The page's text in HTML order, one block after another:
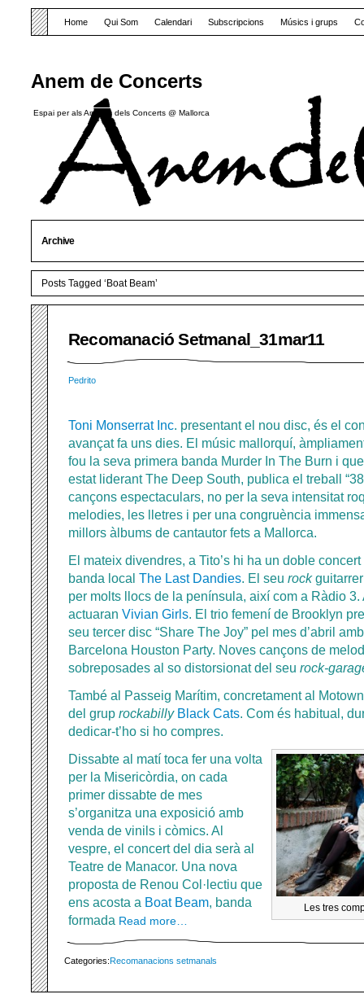
Anem de Concerts
Espai per als Amants dels Concerts @ Mallorca
Home Qui Som Calendari Subscripcions Músics i grups
Archive
Posts Tagged ‘Boat Beam’
Recomanació Setmanal_31mar11
Pedrito
Toni Monserrat Inc. presentant el nou disc, és el
avançat fa uns dies. El músic mallorquí,
fou la seva primera banda Murder In The Burn i
estat liderant The Deep South, publica el treball
cançons espectaculars, no per la seva intensitat
melodies, les lletres i per una congruència
millors àlbums de cantautor fets a Mallorca.
El mateix divendres, a Tito’s hi ha un doble
banda local The Last Dandies. El seu rock
per molts llocs de la península, així com a Ràdio 3.
actuaran Vivian Girls. El trio femení de Brooklyn
seu tercer disc “Share The Joy” pel mes d’abril
Barcelona Houston Party. Noves cançons de
sobreposades al so distorsionat del seu rock-
També al Passeig Marítim, concretament al
del grup rockabilly Black Cats. Com és habitual,
dedicar-t’ho si ho compres.
Les tres
Dissabte al matí toca fer una volta
per la Misericòrdia, on cada
primer dissabte de mes
s’organitza una exposició amb
venda de vinils i còmics. Al
vespre, el concert del dia serà al
Teatre de Manacor. Una nova
proposta de Renou Col·lectiu que
ens acosta a Boat Beam, banda
formada Read more…
Categories:Recomanacions setmanals